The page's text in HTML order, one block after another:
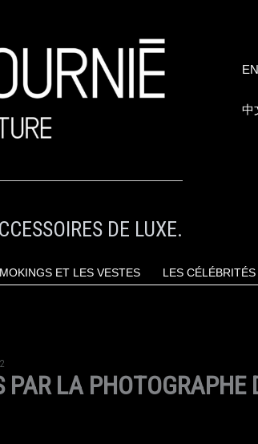
中
DE LUXE.
ET LES VESTES LES CÉLÉBRITÉS
LA PHOTOGRAPHE